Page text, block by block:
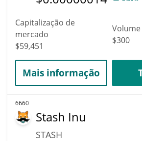
Capitalização de
mercado
$59,451
Volume
$300
Mais informação
6660
Stash Inu
STASH